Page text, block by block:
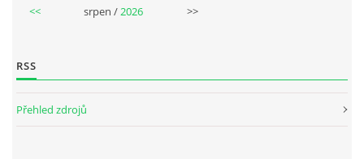
<< srpen /2026 >>
RSS
Přehled zdrojů